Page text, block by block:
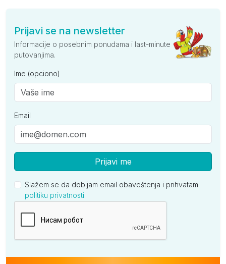
Prijavi se na newsletter
Informacije o posebnim ponudama i last-minute
putovanjima.
Ime (opciono)
Email
Prijavi me
Slažem se da dobijam email obaveštenja i prihvatam
politiku privatnosti.